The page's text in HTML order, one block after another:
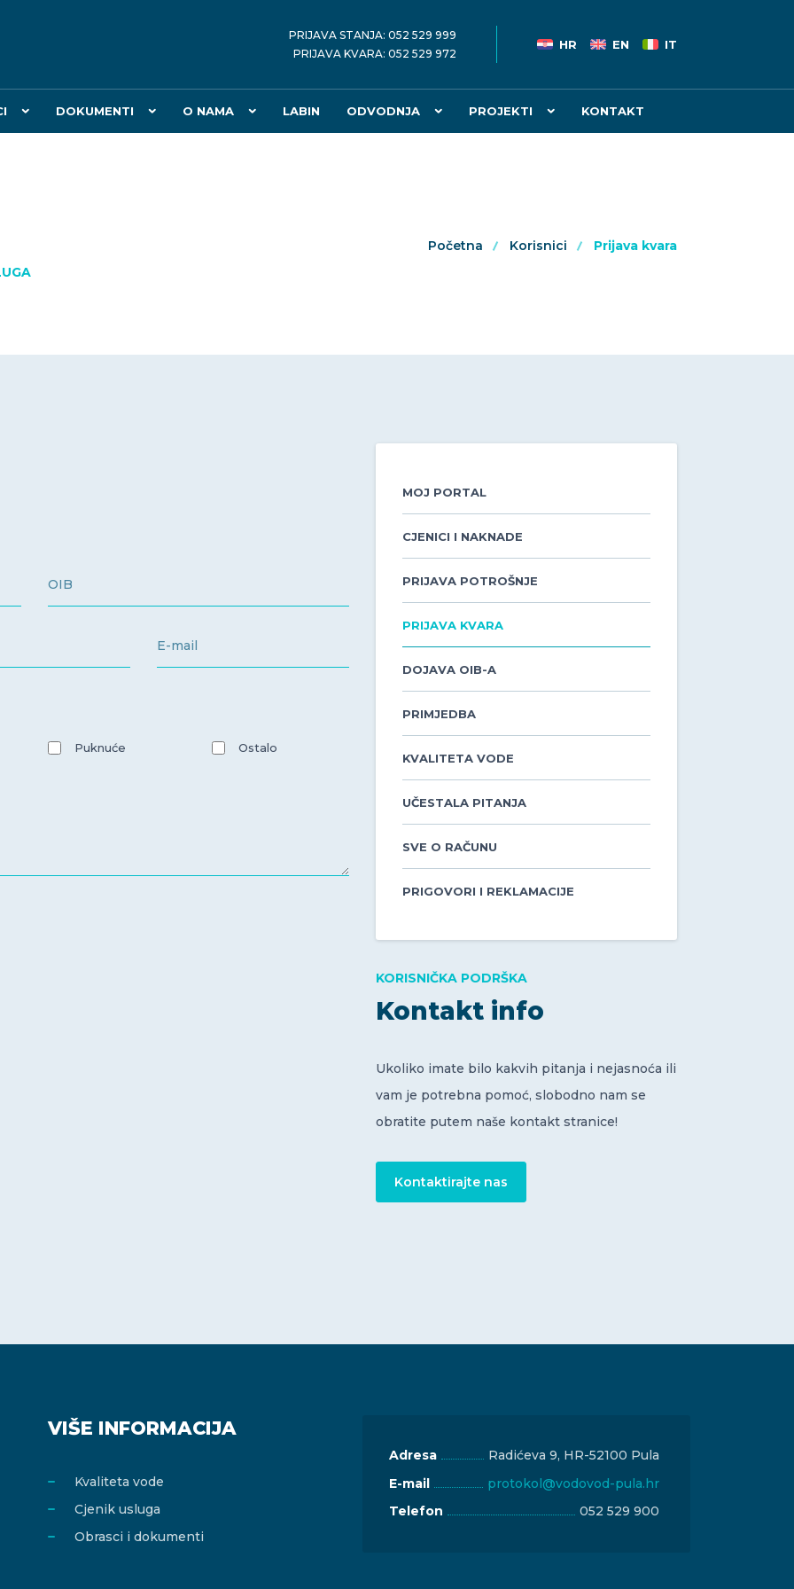
DOKUMENTI O NAMA LABIN ODVODNJA PROJEKTI KONTAKT
PRIJAVA STANJA: 052 529 999
PRIJAVA KVARA: 052 529 972
HR EN IT
Početna Korisnici Prijava kvara
Puknuće Ostalo
MOJ PORTAL
CJENICI I NAKNADE
PRIJAVA POTROŠNJE
PRIJAVA KVARA
DOJAVA OIB-A
PRIMJEDBA
KVALITETA VODE
UČESTALA PITANJA
SVE O RAČUNU
PRIGOVORI I REKLAMACIJE
Kontakt info
KORISNIČKA PODRŠKA
Ukoliko imate bilo kakvih pitanja i nejasnoća ili
vam je potrebna pomoć, slobodno nam se
obratite putem naše kontakt stranice!
Kontaktirajte nas
VIŠE INFORMACIJA
Kvaliteta vode
Cjenik usluga
Obrasci i dokumenti
Adresa
Radićeva 9, HR-52100 Pula
E-mail
protokol@vodovod-pula.hr
Telefon
052 529 900